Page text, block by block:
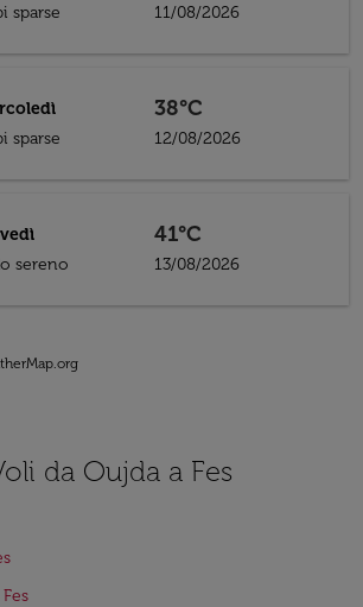
sparse
11/08/2026
sparse
38°C
12/08/2026
sereno
41°C
13/08/2026
da Oujda a Fes